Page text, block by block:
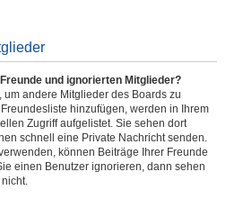
und ignorierten Mitglieder?
andere Mitglieder des Boards zu
hinzufügen, werden in Ihrem
Zugriff aufgelistet. Sie sehen dort
schnell eine Private Nachricht senden.
können Beiträge Ihrer Freunde
einen Benutzer ignorieren, dann sehen